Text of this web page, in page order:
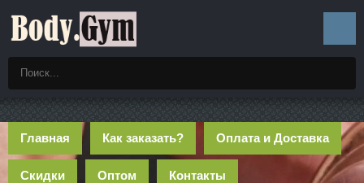
Главная Как заказать? Оплата и Доставка
Скидки Оптом Контакты